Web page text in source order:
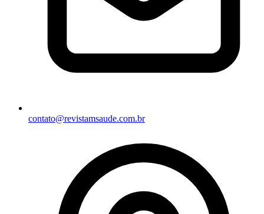
contato@revistamsaude.com.br